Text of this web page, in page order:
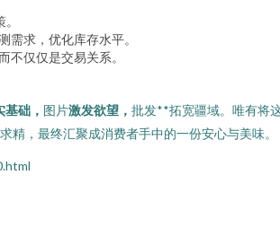
需求，优化库存水平。
不仅仅是交易关系。
基础， 图片激发欲望， 批发**拓宽疆域。唯有将
，最终汇聚成消费者手中的一份安心与美味。